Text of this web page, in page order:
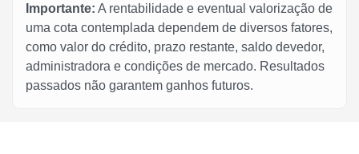
Importante: A rentabilidade e eventual valorização de
uma cota contemplada dependem de diversos fatores,
como valor do crédito, prazo restante, saldo devedor,
administradora e condições de mercado. Resultados
passados não garantem ganhos futuros.